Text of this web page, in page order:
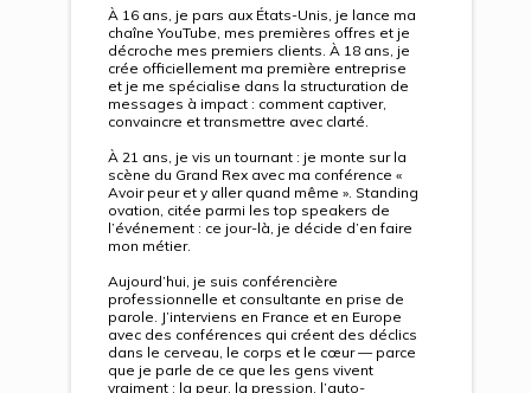
À 16 ans, je pars aux États-Unis, je lance ma
chaîne YouTube, mes premières offres et je
décroche mes premiers clients. À 18 ans, je
crée officiellement ma première entreprise
et je me spécialise dans la structuration de
messages à impact : comment captiver,
convaincre et transmettre avec clarté.
À 21 ans, je vis un tournant : je monte sur la
scène du Grand Rex avec ma conférence «
Avoir peur et y aller quand même ». Standing
ovation, citée parmi les top speakers de
l’événement : ce jour-là, je décide d’en faire
mon métier.
Aujourd’hui, je suis conférencière
professionnelle et consultante en prise de
parole. J’interviens en France et en Europe
avec des conférences qui créent des déclics
dans le cerveau, le corps et le cœur — parce
que je parle de ce que les gens vivent
vraiment : la peur, la pression, l’auto-